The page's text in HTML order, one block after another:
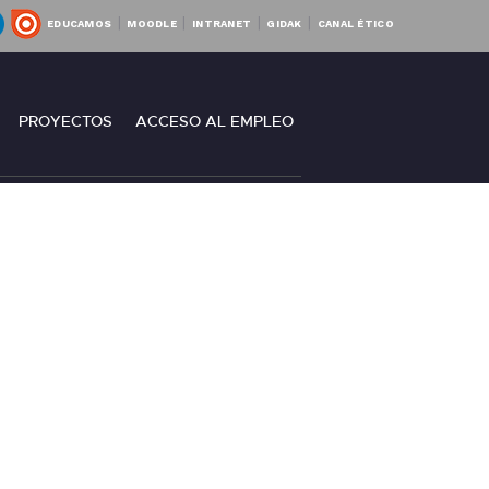
EDUCAMOS | MOODLE | INTRANET | GIDAK | CANAL ÉTICO
PROYECTOS ACCESO AL EMPLEO